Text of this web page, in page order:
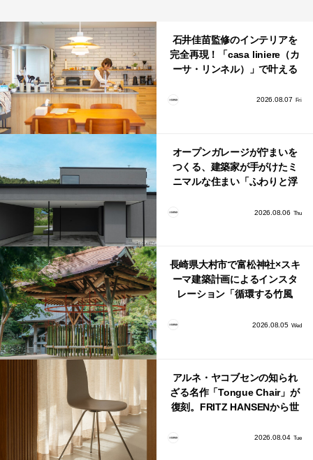
石井佳苗監修のインテリアを
完全再現！「casa liniere（カ
ーサ・リンネル）」で叶える
2026.08.07 Fri
オープンガレージが佇まいを
つくる、建築家が手がけたミ
ニマルな住まい「ふわりと浮
2026.08.06 Thu
長崎県大村市で富松神社×スキ
ーマ建築計画によるインスタ
レーション「循環する竹風
2026.08.05 Wed
アルネ・ヤコブセンの知られ
ざる名作「Tongue Chair」が
復刻。FRITZ HANSENから世
2026.08.04 Tue